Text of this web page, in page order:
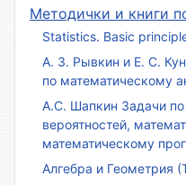
Методички и книги
Statistics. Basic
А. З. Рывкин и Е. С.
по математическому
А.С. Шапкин Задачи
вероятностей,
математическому
Алгебра и Геометрия